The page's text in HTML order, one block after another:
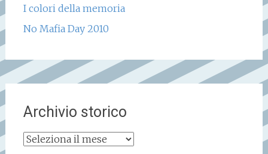
I colori della memoria
No Mafia Day 2010
Archivio storico
Archivio